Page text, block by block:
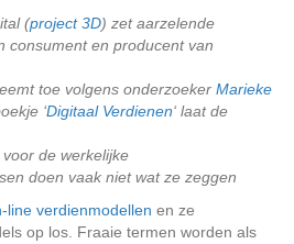
(project 3D) zet aarzelende
consument en producent van
toe volgens onderzoeker Marieke
‘Digitaal Verdienen‘ laat de
de werkelijke
doen vaak niet wat ze zeggen
line verdienmodellen en ze
op los. Fraaie termen worden als